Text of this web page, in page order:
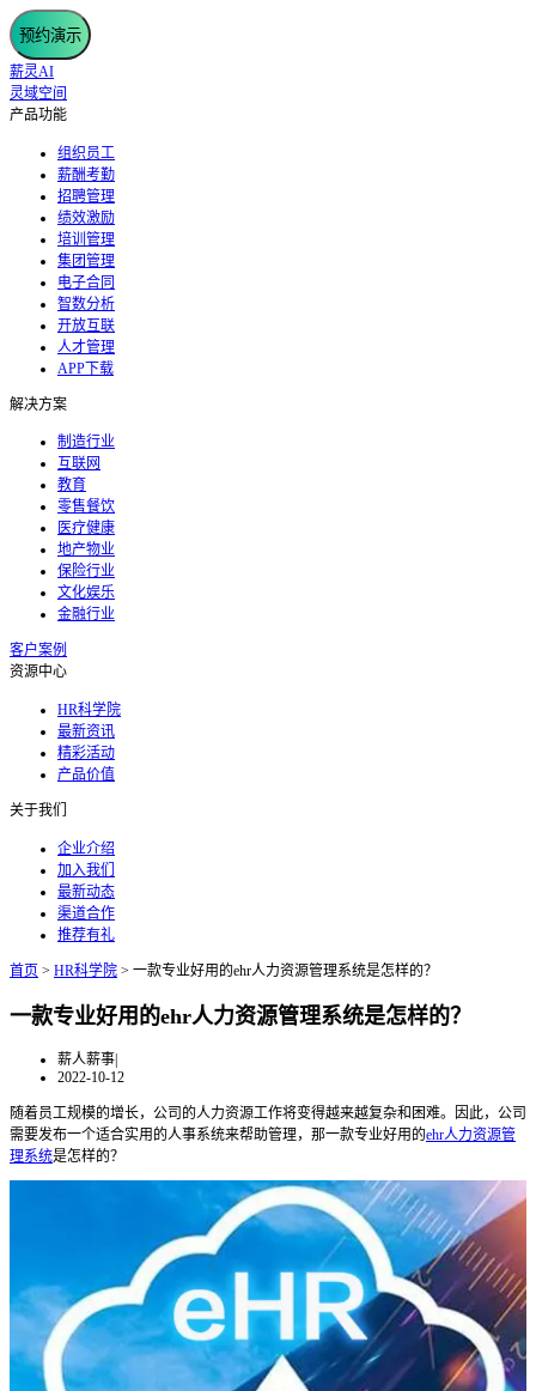
预约演示
薪灵AI
灵域空间
产品功能
组织员工
薪酬考勤
招聘管理
绩效激励
培训管理
集团管理
电子合同
智数分析
开放互联
人才管理
APP下载
解决方案
制造行业
互联网
教育
零售餐饮
医疗健康
地产物业
保险行业
文化娱乐
金融行业
客户案例
资源中心
HR科学院
最新资讯
精彩活动
产品价值
关于我们
企业介绍
加入我们
最新动态
渠道合作
推荐有礼
首页 > HR科学院 > 一款专业好用的ehr人力资源管理系统是怎样的？
一款专业好用的ehr人力资源管理系统是怎样的？
薪人薪事|
2022-10-12
随着员工规模的增长，公司的人力资源工作将变得越来越复杂和困难。因此，公司
需要发布一个适合实用的人事系统来帮助管理，那一款专业好用的ehr人力资源管
理系统是怎样的？